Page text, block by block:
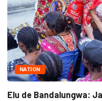
NATION
Elu de Bandalungwa: